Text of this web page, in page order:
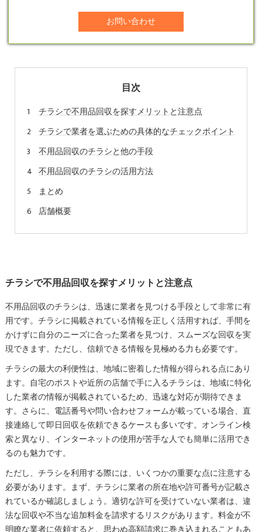
お問い合わせ
目次
チラシで不用品回収を探すメリットと注意点
チラシで業者を選ぶための具体的なチェックポイント
不用品回収のチラシと他の手段
不用品回収のチラシの活用方法
まとめ
店舗概要
チラシで不用品回収を探すメリットと注意点
不用品回収のチラシは、迅速に業者を見つける手段として非常に有
用です。チラシに掲載されている情報を正しく活用すれば、手間を
かけずに自分のニーズに合った業者を見つけ、スムーズな回収を実
現できます。ただし、信頼できる情報を見極める力も必要です。
チラシの最大の利便性は、地域に密着した情報が得られる点にあり
ます。自宅のポストや近所の店舗で手に入るチラシは、地域に特化
した業者の情報が掲載されているため、迅速な対応が期待できま
す。さらに、電話番号や問い合わせフォームが載っている場合、直
接連絡して即日回収を依頼できるケースも多いです。オンライン検
索と異なり、インターネットの使用が苦手な人でも簡単に活用でき
るのも魅力です。
ただし、チラシを利用する際には、いくつかの重要な点に注意する
必要があります。まず、チラシに業者の所在地や許可番号が記載さ
れているか確認しましょう。適切な許可を受けていない業者は、違
法な回収や不当な追加料金を請求するリスクがあります。料金が不